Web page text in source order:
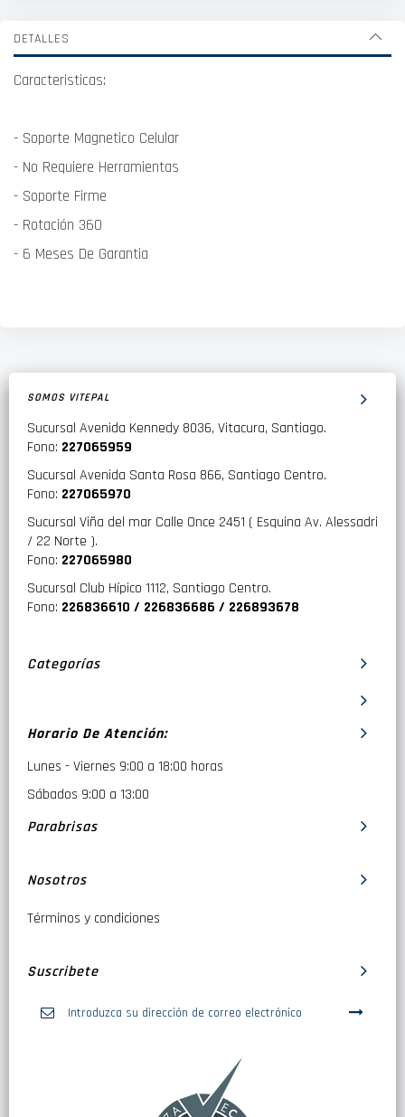
DETALLES
Caracteristicas:
- Soporte Magnetico Celular
- No Requiere Herramientas
- Soporte Firme
- Rotación 360
- 6 Meses De Garantia
SOMOS VITEPAL
Sucursal Avenida Kennedy 8036, Vitacura, Santiago.
Fono: 227065959
Sucursal Avenida Santa Rosa 866, Santiago Centro.
Fono: 227065970
Sucursal Viña del mar Calle Once 2451 ( Esquina Av. Alessadri
/ 22 Norte ).
Fono: 227065980
Sucursal Club Hípico 1112, Santiago Centro.
Fono: 226836610 / 226836686 / 226893678
Categorías
Horario De Atención:
Lunes - Viernes 9:00 a 18:00 horas
Sábados 9:00 a 13:00
Parabrisas
Nosotros
Términos y condiciones
Suscribete